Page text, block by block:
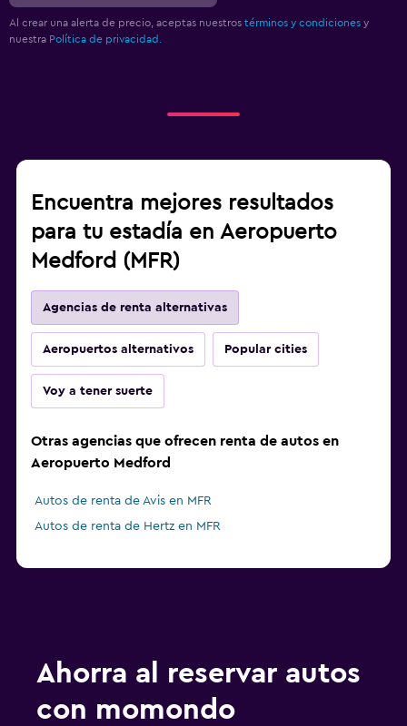
Al crear una alerta de precio, aceptas nuestros términos y condiciones y
nuestra Política de privacidad.
Encuentra mejores resultados
para tu estadía en Aeropuerto
Medford (MFR)
Agencias de renta alternativas
Aeropuertos alternativos Popular cities
Voy a tener suerte
Otras agencias que ofrecen renta de autos en
Aeropuerto Medford
Autos de renta de Avis en MFR
Autos de renta de Hertz en MFR
Ahorra al reservar autos
con momondo